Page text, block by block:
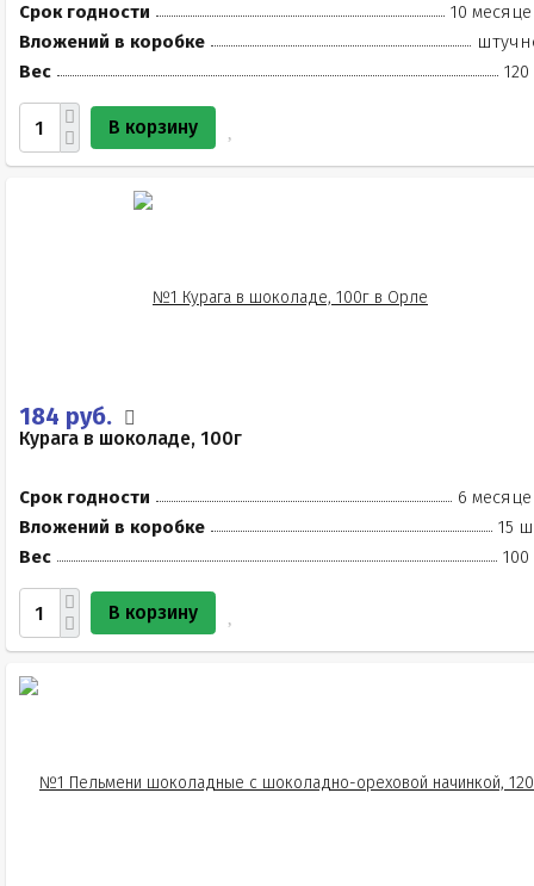
Срок годности
10
Вложений в коробке
Вес
120
В корзину
184 руб.
Курага в шоколаде, 100г
Срок годности
6
Вложений в коробке
15
Вес
100
В корзину